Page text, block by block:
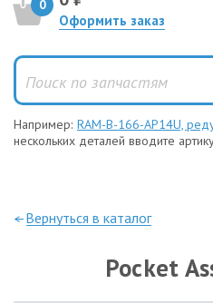
0
Оформить заказ
Например: RAM-B-166-AP14U,
нескольких деталей вводите
—Вернуться в каталог
Pocket